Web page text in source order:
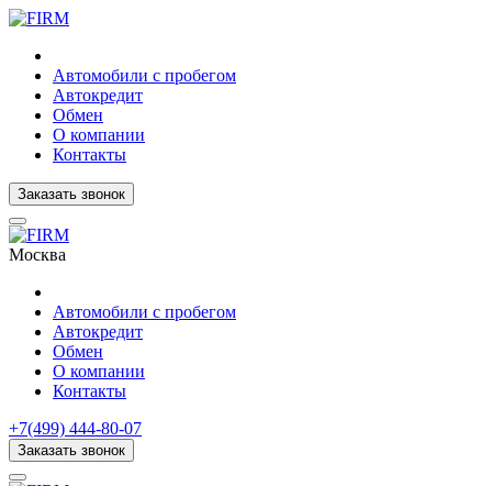
Автомобили с пробегом
Автокредит
Обмен
О компании
Контакты
Заказать звонок
Москва
Автомобили с пробегом
Автокредит
Обмен
О компании
Контакты
+7(499) 444-80-07
Заказать звонок